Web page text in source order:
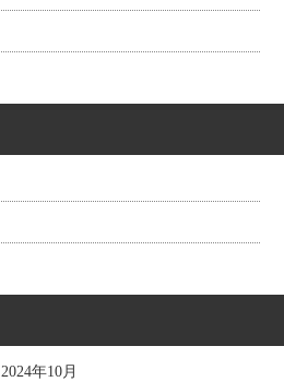
2024年10月